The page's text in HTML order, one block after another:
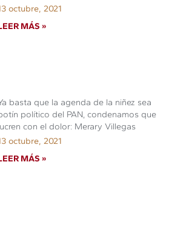
octubre, 2021
MÁS »
basta que la agenda de la niñez sea
político del PAN, condenamos que
con el dolor: Merary Villegas
octubre, 2021
MÁS »